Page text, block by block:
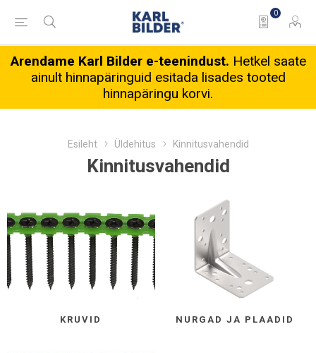
0
Arendame Karl Bilder e-teenindust. Hetkel saate
ainult hinnapäringuid esitada lisades tooted
hinnapäringu korvi.
Esileht Üldehitus Kinnitusvahendid
Kinnitusvahendid
KRUVID NURGAD JA PLAADID